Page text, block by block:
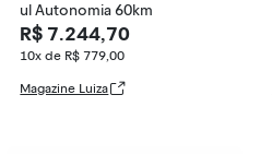
ul Autonomia 60km
R$ 7.244,70
10x de R$ 779,00
Magazine Luiza